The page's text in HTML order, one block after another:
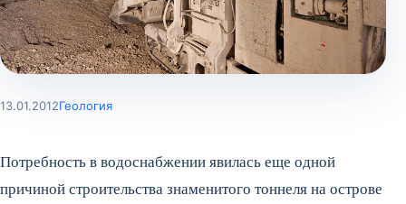
13.01.2012Геология
Потребность в водоснабжении явилась еще одной
причиной строительства знаменитого тоннеля на острове